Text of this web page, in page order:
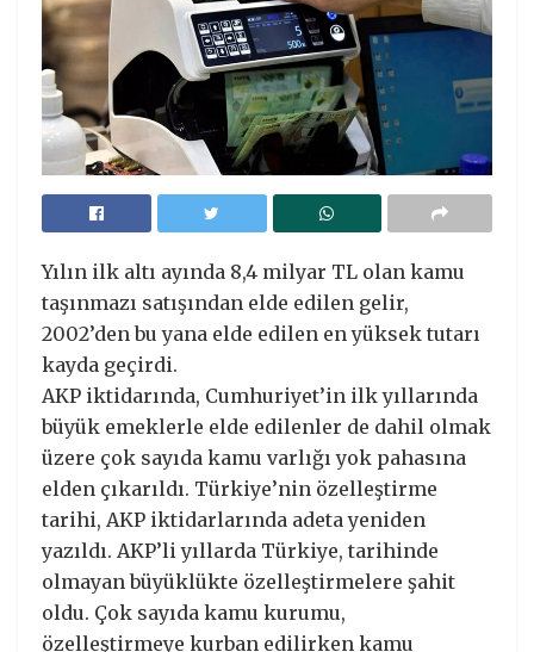
Yılın ilk altı ayında 8,4 milyar TL olan kamu
taşınmazı satışından elde edilen gelir,
2002’den bu yana elde edilen en yüksek tutarı
kayda geçirdi.
AKP iktidarında, Cumhuriyet’in ilk yıllarında
büyük emeklerle elde edilenler de dahil olmak
üzere çok sayıda kamu varlığı yok pahasına
elden çıkarıldı. Türkiye’nin özelleştirme
tarihi, AKP iktidarlarında adeta yeniden
yazıldı. AKP’li yıllarda Türkiye, tarihinde
olmayan büyüklükte özelleştirmelere şahit
oldu. Çok sayıda kamu kurumu,
özelleştirmeye kurban edilirken kamu